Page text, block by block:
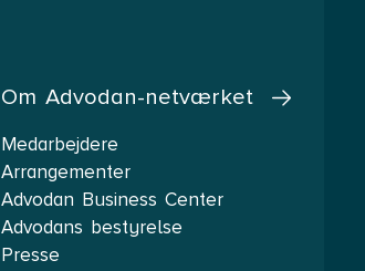
Om Advodan-netværket
Medarbejdere
Arrangementer
Advodan Business Center
Advodans bestyrelse
Presse